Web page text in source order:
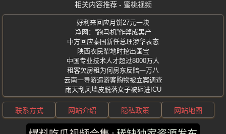
相关内容推荐 - 蜜桃视频
好利来回应月饼27元一块
净网：“跑马机”作弊成黑产
中方回应泰国新任总理涉华表态
陕西农民犁地时挖出国宝
中国专业技术人才超过8000万人
租客欠房租为何房东反赔一万八
云南一导游逼游客购物被立案调查
雨天刮风墙皮脱落女子被砸进ICU
联系方式 网站介绍 隐私政策 网站地图